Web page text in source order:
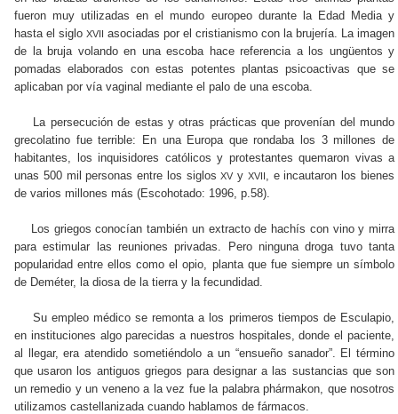
fueron muy utilizadas en el mundo europeo durante la Edad Media y
hasta el siglo XVII asociadas por el cristianismo con la brujería. La imagen
de la bruja volando en una escoba hace referencia a los ungüentos y
pomadas elaborados con estas potentes plantas psicoactivas que se
aplicaban por vía vaginal mediante el palo de una escoba.
La persecución de estas y otras prácticas que provenían del mundo
grecolatino fue terrible: En una Europa que rondaba los 3 millones de
habitantes, los inquisidores católicos y protestantes quemaron vivas a
unas 500 mil personas entre los siglosXV y XVII, e incautaron los bienes
de varios millones más (Escohotado: 1996, p.58).
Los griegos conocían también un extracto de hachís con vino y mirra
para estimular las reuniones privadas. Pero ninguna droga tuvo tanta
popularidad entre ellos como el opio, planta que fue siempre un símbolo
de Deméter, la diosa de la tierra y la fecundidad.
Su empleo médico se remonta a los primeros tiempos de Esculapio,
en instituciones algo parecidas a nuestros hospitales, donde el paciente,
al llegar, era atendido sometiéndolo a un “ensueño sanador”. El término
que usaron los antiguos griegos para designar a las sustancias que son
un remedio y un veneno a la vez fue la palabra phármakon, que nosotros
utilizamos castellanizada cuando hablamos de fármacos.